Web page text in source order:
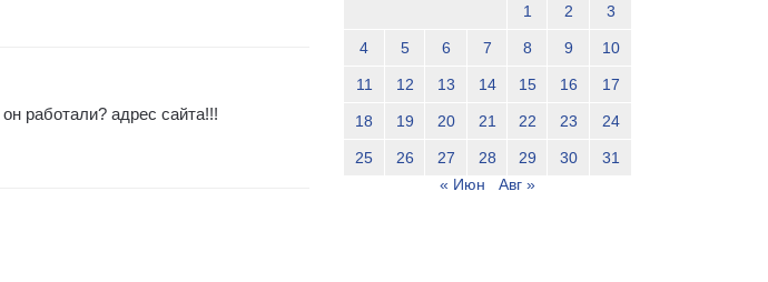
работали? адрес сайта!!!
1 2 3
4 5 6 7 8 9 10
11 12 13 14 15 16 17
18 19 20 21 22 23 24
25 26 27 28 29 30
31
« Июн
Авг »